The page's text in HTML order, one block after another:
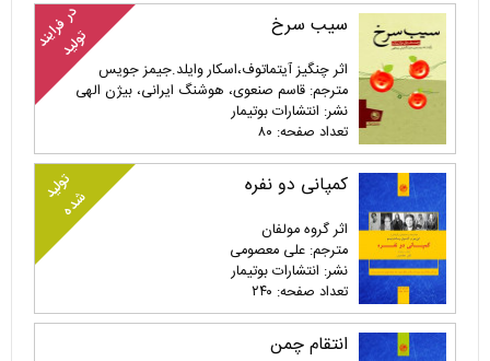
سیب سرخ
اثر چنگیز آیتماتوف،اسکار وایلد.جیمز جویس
مترجم: قاسم صنعوی، هوشنگ ایرانی، بیژن الهی
نشر: انتشارات بوتیمار
تعداد صفحه: ۸۰
در فرایند
تولید
کمپانی دو نفره
اثر گروه مولفان
مترجم: علی معصومی
نشر: انتشارات بوتیمار
تعداد صفحه: ۲۴۰
تولید
شده
انتقام چمن